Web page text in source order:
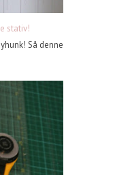
stativ!
Så denne